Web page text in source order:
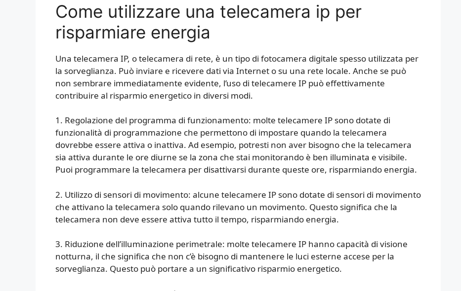
Come utilizzare una telecamera ip per
risparmiare energia
Una telecamera IP, o telecamera di rete, è un tipo di fotocamera digitale spesso utilizzata per
la sorveglianza. Può inviare e ricevere dati via Internet o su una rete locale. Anche se può
non sembrare immediatamente evidente, l’uso di telecamere IP può effettivamente
contribuire al risparmio energetico in diversi modi.
1. Regolazione del programma di funzionamento: molte telecamere IP sono dotate di
funzionalità di programmazione che permettono di impostare quando la telecamera
dovrebbe essere attiva o inattiva. Ad esempio, potresti non aver bisogno che la telecamera
sia attiva durante le ore diurne se la zona che stai monitorando è ben illuminata e visibile.
Puoi programmare la telecamera per disattivarsi durante queste ore, risparmiando energia.
2. Utilizzo di sensori di movimento: alcune telecamere IP sono dotate di sensori di movimento
che attivano la telecamera solo quando rilevano un movimento. Questo significa che la
telecamera non deve essere attiva tutto il tempo, risparmiando energia.
3. Riduzione dell’illuminazione perimetrale: molte telecamere IP hanno capacità di visione
notturna, il che significa che non c’è bisogno di mantenere le luci esterne accese per la
sorveglianza. Questo può portare a un significativo risparmio energetico.